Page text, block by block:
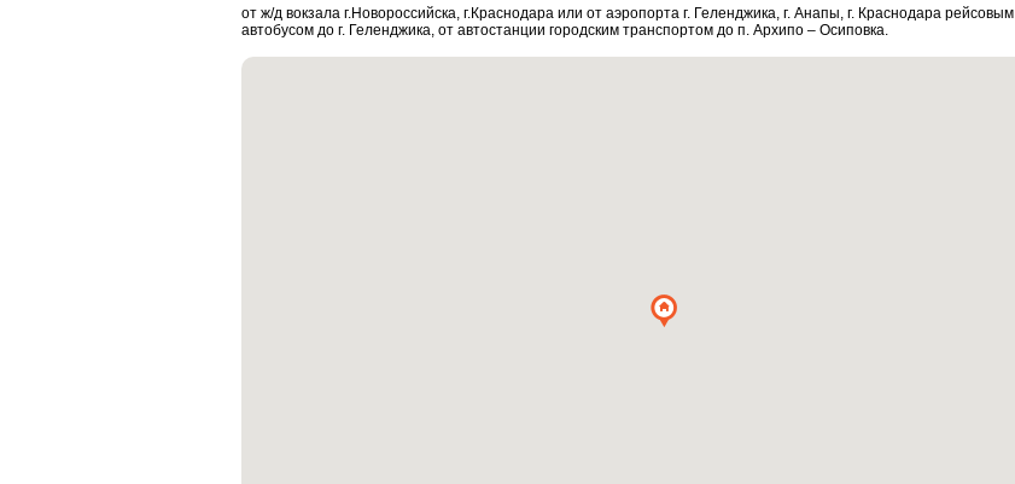
от ж/д вокзала г.Новороссийска, г.Краснодара или от аэропорта г. Геленджика, г. Анапы, г. Краснодара рейсовым
автобусом до г. Геленджика, от автостанции городским транспортом до п. Архипо – Осиповка.